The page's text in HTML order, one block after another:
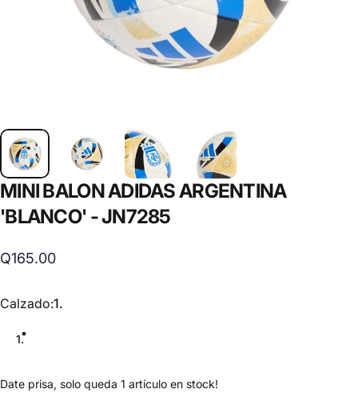
MINIBALONADIDASARGENTINA
'BLANCO' -JN7285
Q165.00
Calzado
Calzado:1.
1.
Date prisa, solo queda 1 artículo en stock!